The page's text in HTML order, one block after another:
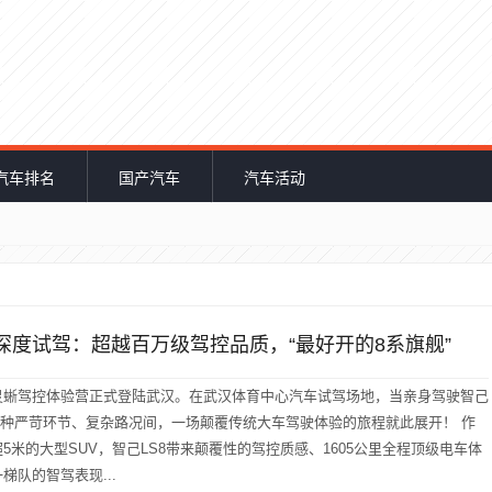
车排名 国产汽车 汽车活动
度试驾：超越百万级驾控品质，“最好开的8系旗舰”
驾控体验营正式登陆武汉。在武汉体育中心汽车试驾场地，当亲身驾驶智己
严苛环节、复杂路况间，一场颠覆传统大车驾驶体验的旅程就此展开！ 作
米的大型SUV，智己LS8带来颠覆性的驾控质感、1605公里全程顶级电车体
队的智驾表现...